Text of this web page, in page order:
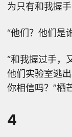
为只有和我握
“他们？他们是
“和我握过手，
他们实验室逃
你相信吗？”栖
4